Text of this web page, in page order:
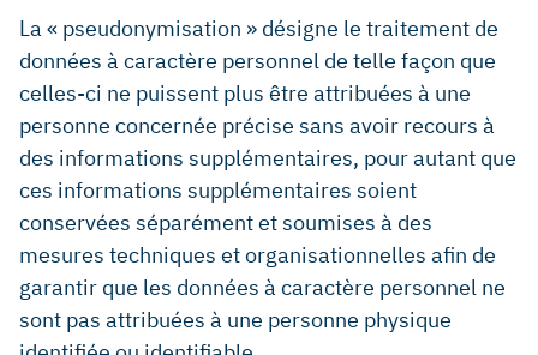
La « pseudonymisation » désigne le traitement de
données à caractère personnel de telle façon que
celles-ci ne puissent plus être attribuées à une
personne concernée précise sans avoir recours à
des informations supplémentaires, pour autant que
ces informations supplémentaires soient
conservées séparément et soumises à des
mesures techniques et organisationnelles afin de
garantir que les données à caractère personnel ne
sont pas attribuées à une personne physique